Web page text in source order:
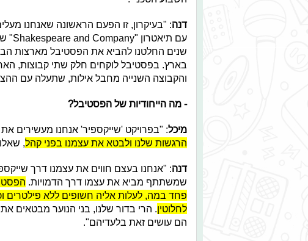
דנה: "בעיקרון, זו הפעם הראשונה שאנחנו
שנים החלטנו להביא את הפסטיבל מארצות
בארץ. בפסטיבל לוקחים חלק שתי קבוצות,
והקבוצה השנייה מחבל אילות, שתעלה עם
- מה הייחודיות של הפסטיבל?
מיכל: "בפרויקט 'שייקספיר' אנחנו מעשירים
הרגשות שלנו ולבטא את עצמנו בפני קהל,
דנה: "אנחנו בעצם חווים את עצמנו דרך
שמשתתף מביא את עצמו דרך הדמויות.
פחד במה, לעלות אליה חשופים ללא פילטרים
לחלוטין. הרי בדור שלנו, בני הנוער מבטאים
הם עושים זאת בלעדיהם".